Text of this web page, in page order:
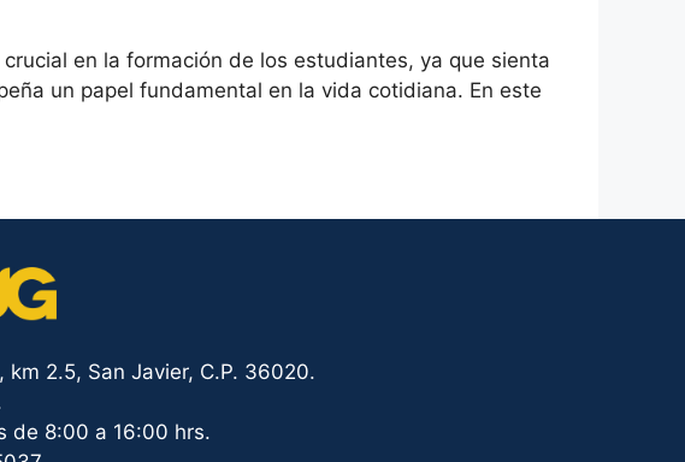
en la formación de los estudiantes, ya que sienta
un papel fundamental en la vida cotidiana. En este
2.5, San Javier, C.P. 36020.
de 8:00 a 16:00 hrs.